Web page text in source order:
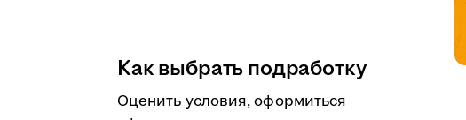
Как выбрать подработку
Оценить условия, оформиться